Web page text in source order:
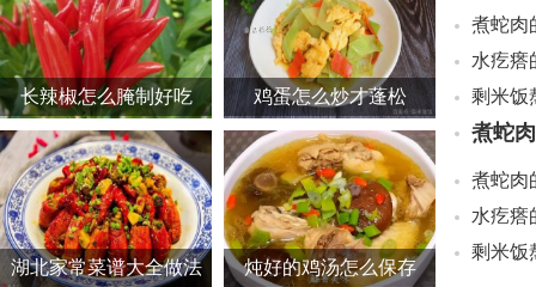
长辣椒怎么腌制好吃 鸡蛋怎么炒才蓬松
湖北家常菜谱大全做法 炖好的鸡汤怎么保存
煮蛇肉
水疙瘩
剩米饭
煮蛇
煮蛇肉
水疙瘩
剩米饭